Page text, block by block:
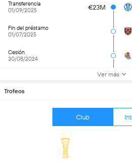
Transferencia
01/09/2025
€23M
Fin del préstamo
01/07/2025
Cesión
30/08/2024
Ver más
Trofeos
Club